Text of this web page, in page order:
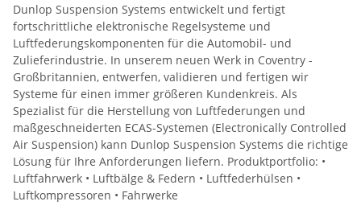
Dunlop Suspension Systems entwickelt und fertigt
fortschrittliche elektronische Regelsysteme und
Luftfederungskomponenten für die Automobil- und
Zulieferindustrie. In unserem neuen Werk in Coventry -
Großbritannien, entwerfen, validieren und fertigen wir
Systeme für einen immer größeren Kundenkreis. Als
Spezialist für die Herstellung von Luftfederungen und
maßgeschneiderten ECAS-Systemen (Electronically Controlled
Air Suspension) kann Dunlop Suspension Systems die richtige
Lösung für Ihre Anforderungen liefern. Produktportfolio: •
Luftfahrwerk • Luftbälge & Federn • Luftfederhülsen •
Luftkompressoren • Fahrwerke